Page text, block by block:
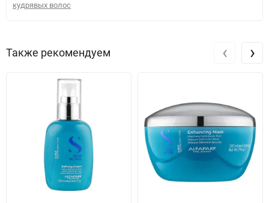
кудрявых волос
Также рекомендуем ‹ ›